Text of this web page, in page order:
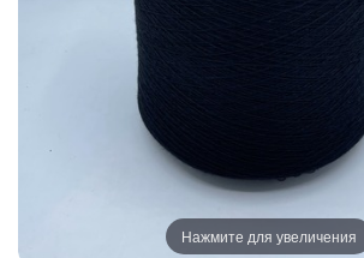
Нажмите для увеличения